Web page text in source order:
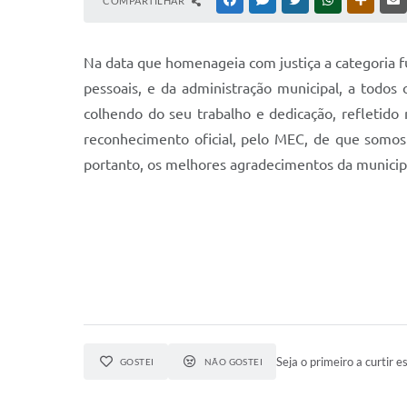
Na data que homenageia com justiça a categoria
pessoais, e da administração municipal, a
colhendo do seu trabalho e dedicação, refletido
reconhecimento oficial, pelo MEC, de que
portanto, os melhores agradecimentos da
GOSTEI NÃO GOSTEI Seja o primeiro a curtir